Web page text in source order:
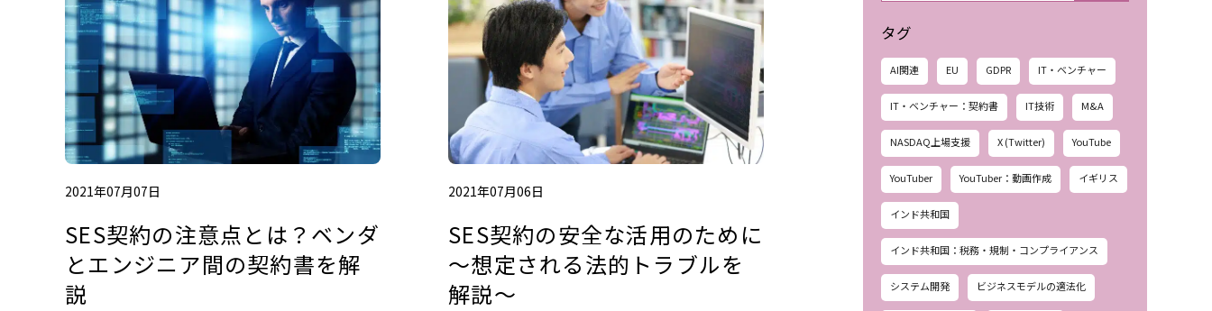
2021年07月07日
SES契約の注意点とは？ベンダ
とエンジニア間の契約書を解
説
2021年07月06日
SES契約の安全な活用のために
～想定される法的トラブルを
解説～
タグ
AI関連 EU GDPR IT・ベンチャー
IT・ベンチャー：契約書 IT技術 M&A
NASDAQ上場支援 X (Twitter) YouTube
YouTuber YouTuber：動画作成 イギリス
インド共和国
インド共和国：税務・規制・コンプライアンス
システム開発 ビジネスモデルの適法化